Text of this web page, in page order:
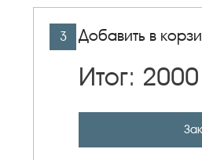
3 Добавить в
Итог: 2000